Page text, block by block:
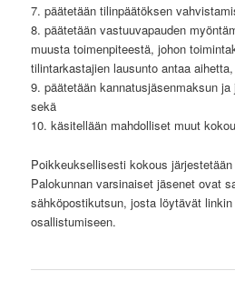
7. päätetään tilinpäätöksen
8. päätetään vastuuvapauden
muusta toimenpiteestä, johon
tilintarkastajien lausunto antaa aihetta,
9. päätetään kannatusjäsenmaksun
sekä
10. käsitellään mahdolliset muut
Poikkeuksellisesti kokous
Palokunnan varsinaiset jäsenet ovat
sähköpostikutsun, josta löytävät
osallistumiseen.